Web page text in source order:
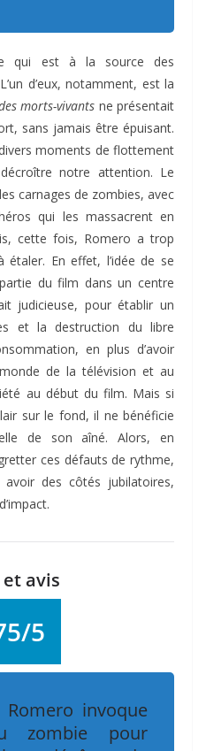
qui est à la source des
d’eux, notamment, est la
morts-vivants ne présentait
sans jamais être épuisant.
moments de flottement
notre attention. Le
carnages de zombies, avec
qui les massacrent en
cette fois, Romero a trop
En effet, l’idée de se
du film dans un centre
judicieuse, pour établir un
et la destruction du libre
en plus d’avoir
de la télévision et au
au début du film. Mais si
sur le fond, il ne bénéficie
de son aîné. Alors, en
ces défauts de rythme,
avoir des côtés jubilatoires,
avis
5
Romero invoque
zombie pour